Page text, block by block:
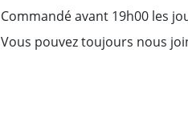
Commandé avant 19h00 les
Vous pouvez toujours nous